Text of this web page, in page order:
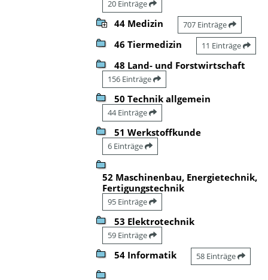
20 Einträge
44 Medizin 707 Einträge
46 Tiermedizin 11 Einträge
48 Land- und Forstwirtschaft
156 Einträge
50 Technik allgemein
44 Einträge
51 Werkstoffkunde
6 Einträge
52 Maschinenbau, Energietechnik,
Fertigungstechnik
95 Einträge
53 Elektrotechnik
59 Einträge
54 Informatik 58 Einträge